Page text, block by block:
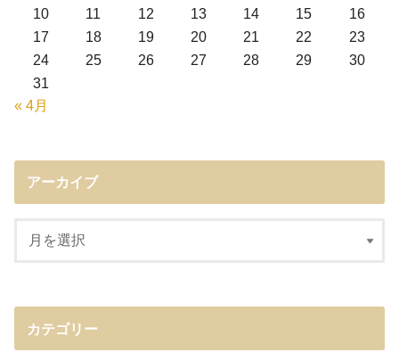
10
11 12 13 14 15
16
17
18 19 20 21 22
23
24
25 26 27 28 29
30
31
« 4月
アーカイブ
カテゴリー